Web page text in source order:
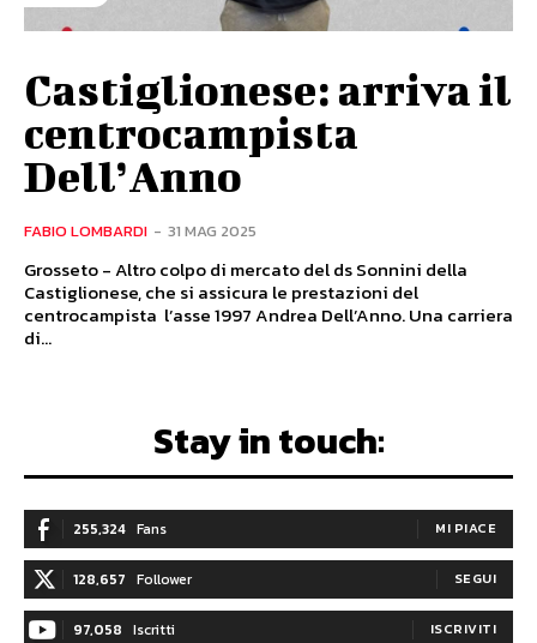
Castiglionese: arriva il
centrocampista
Dell’Anno
FABIO LOMBARDI - 31 MAG 2025
Grosseto - Altro colpo di mercato del ds Sonnini della
Castiglionese, che si assicura le prestazioni del
centrocampista l’asse 1997 Andrea Dell’Anno. Una carriera
di...
Stay in touch:
255,324 Fans MI PIACE
128,657 Follower SEGUI
97,058 Iscritti ISCRIVITI